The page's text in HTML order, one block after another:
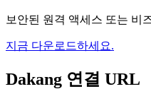
보안된 원격 액세스 또는 비
지금 다운로드하세요.
Dakang 연결 URL